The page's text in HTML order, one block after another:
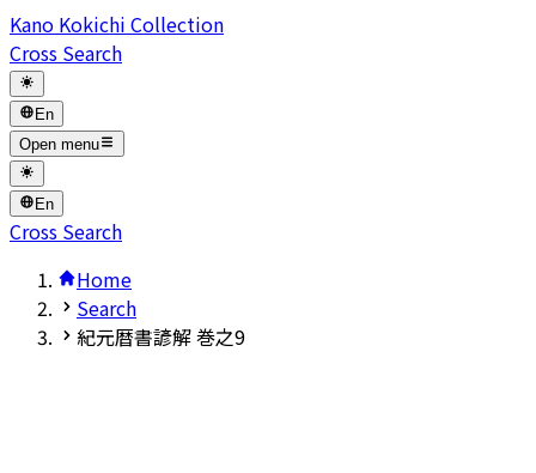
Kano Kokichi Collection
Cross Search
En
Open menu
En
Cross Search
Home
Search
紀元暦書諺解 巻之9